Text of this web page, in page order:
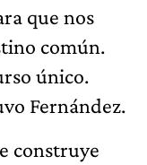
que nos
común.
único.
Fernández.
construye